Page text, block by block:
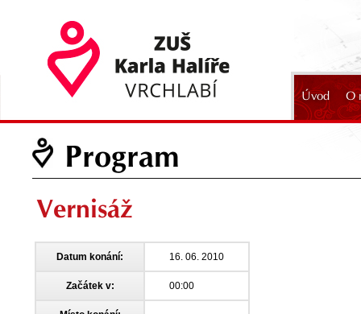
Úvod O
Program
Vernisáž
Datum konání: 16. 06. 2010
Začátek v: 00:00